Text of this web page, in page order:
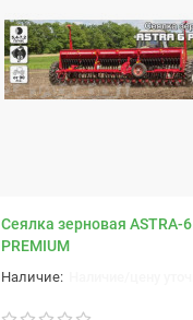
Cеялка зерновая ASTRA-6
PREMIUM